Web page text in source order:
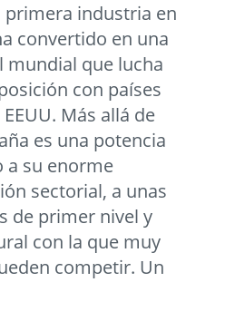
primera industria en
convertido en una
mundial que lucha
con países
Más allá de
es una potencia
a su enorme
sectorial, a unas
de primer nivel y
con la que muy
competir. Un